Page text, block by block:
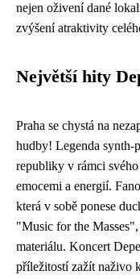
nejen oživení dané
zvýšení atraktivity
Největší hity
Praha se chystá na
hudby! Legenda synth-
republiky v rámci
emocemi a energií.
která v sobě ponese
"Music for the
materiálu. Koncert
příležitostí zažít naživo